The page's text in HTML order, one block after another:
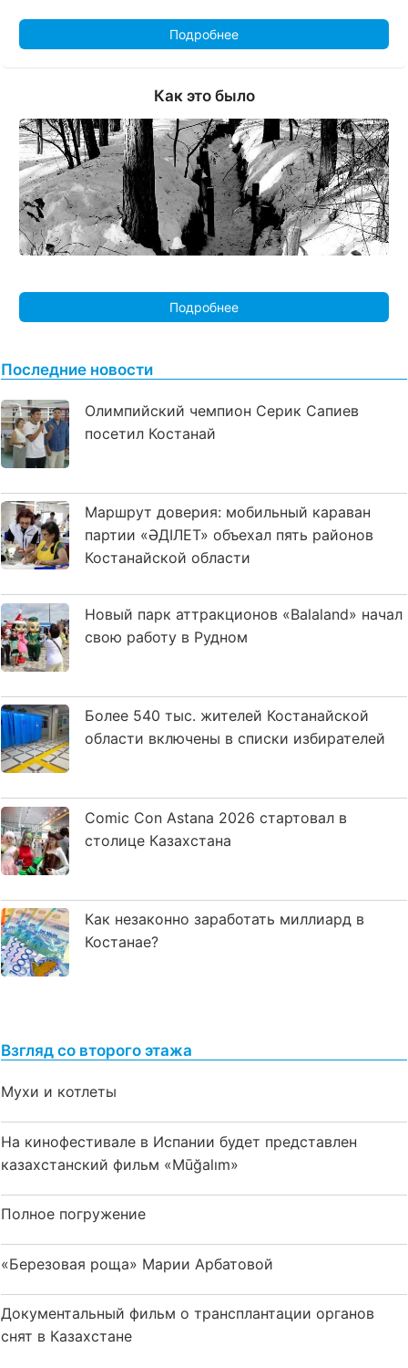
Подробнее
Как это было
Подробнее
Последние новости
Олимпийский чемпион Серик Сапиев
посетил Костанай
Маршрут доверия: мобильный караван
партии «ӘДІЛЕТ» объехал пять районов
Костанайской области
Новый парк аттракционов «Balaland» начал
свою работу в Рудном
Более 540 тыс. жителей Костанайской
области включены в списки избирателей
Comic Con Astana 2026 стартовал в
столице Казахстана
Как незаконно заработать миллиард в
Костанае?
Взгляд со второго этажа
Мухи и котлеты
На кинофестивале в Испании будет представлен
казахстанский фильм «Mūğalım»
Полное погружение
«Березовая роща» Марии Арбатовой
Документальный фильм о трансплантации органов
снят в Казахстане